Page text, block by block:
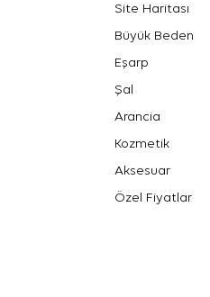
Site Haritası
Büyük Beden
Eşarp
Şal
Arancia
Kozmetik
Aksesuar
Özel Fiyatlar